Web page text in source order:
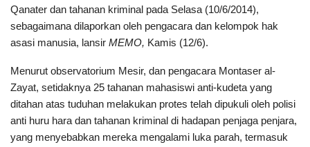
Qanater dan tahanan kriminal pada Selasa (10/6/2014),
sebagaimana dilaporkan oleh pengacara dan kelompok hak
asasi manusia, lansir MEMO, Kamis (12/6).
Menurut observatorium Mesir, dan pengacara Montaser al-
Zayat, setidaknya 25 tahanan mahasiswi anti-kudeta yang
ditahan atas tuduhan melakukan protes telah dipukuli oleh polisi
anti huru hara dan tahanan kriminal di hadapan penjaga penjara,
yang menyebabkan mereka mengalami luka parah, termasuk